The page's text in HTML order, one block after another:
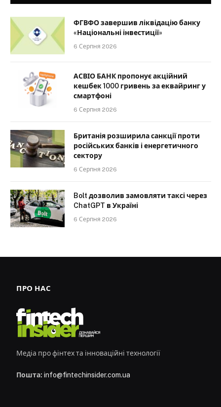
ФГВФО завершив ліквідацію банку
«Національні інвестиції»
6 Серпня 2026
АСВІО БАНК пропонує акційний
кешбек 1000 гривень за еквайринг у
смартфоні
6 Серпня 2026
Британія розширила санкції проти
російських банків і енергетичного
сектору
6 Серпня 2026
Bolt дозволив замовляти таксі через
ChatGPT в Україні
6 Серпня 2026
ПРО НАС
Медіа про фінтех та інноваційні технології
Пошта: info@fintechinsider.com.ua